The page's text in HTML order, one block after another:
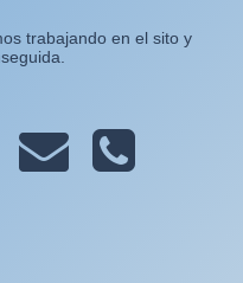
trabajando en el sito y